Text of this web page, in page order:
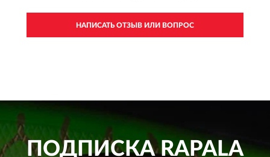
НАПИСАТЬ ОТЗЫВ ИЛИ ВОПРОС
ПОДПИСКАRAPALA